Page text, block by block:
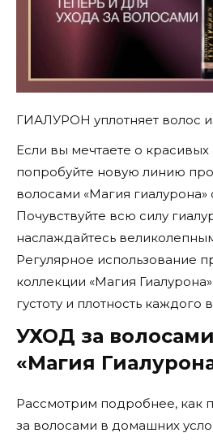
ГИАЛУРОН уплотняет волос
Если вы мечтаете о
попробуйте новую линию
волосами «Магия гиалурона»
Почувствуйте всю силу
наслаждайтесь
Регулярное использование
коллекции «Магия
густоту и плотность каждого
УХОД за
«Магия
Рассмотрим подробнее, как
за волосами в домашних